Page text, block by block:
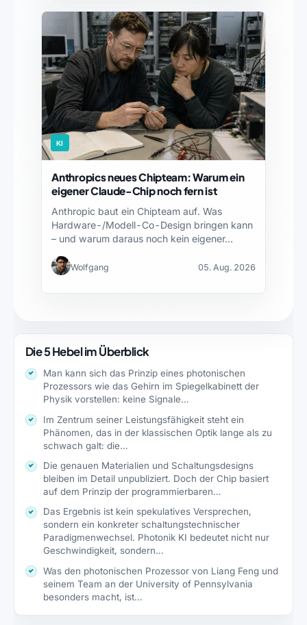
KI
Anthropics neues Chipteam: Warum ein
eigener Claude-Chip noch fern ist
Anthropic baut ein Chipteam auf. Was
Hardware-/Modell-Co-Design bringen kann
– und warum daraus noch kein eigener…
Wolfgang 05. Aug. 2026
Die 5 Hebel im Überblick
Man kann sich das Prinzip eines photonischen
Prozessors wie das Gehirn im Spiegelkabinett der
Physik vorstellen: keine Signale…
Im Zentrum seiner Leistungsfähigkeit steht ein
Phänomen, das in der klassischen Optik lange als zu
schwach galt: die…
Die genauen Materialien und Schaltungsdesigns
bleiben im Detail unpubliziert. Doch der Chip basiert
auf dem Prinzip der programmierbaren…
Das Ergebnis ist kein spekulatives Versprechen,
sondern ein konkreter schaltungstechnischer
Paradigmenwechsel. Photonik KI bedeutet nicht nur
Geschwindigkeit, sondern…
Was den photonischen Prozessor von Liang Feng und
seinem Team an der University of Pennsylvania
besonders macht, ist…